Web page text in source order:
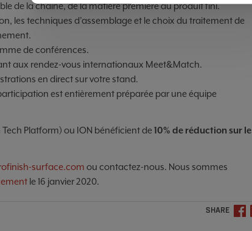
de la chaine, de la matière première au produit fini.
les techniques d’assemblage et le choix du traitement de
de conférences.
aux rendez-vous internationaux Meet&Match.
en direct sur votre stand.
est entièrement préparée par une équipe
Platform) ou ION bénéficient de10% de réduction sur le
surface.com ou contactez-nous. Nous sommes
le 16 janvier 2020.
SHARE